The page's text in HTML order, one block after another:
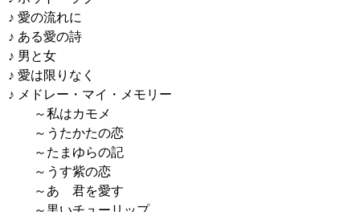
♪ 愛の流れに
♪ ある愛の詩
♪ 男と女
♪ 愛は限りなく
♪ メドレー・マイ・メモリー
～私はカモメ
～うたかたの恋
～たまゆらの記
～うす紫の恋
～あゝ君を愛す